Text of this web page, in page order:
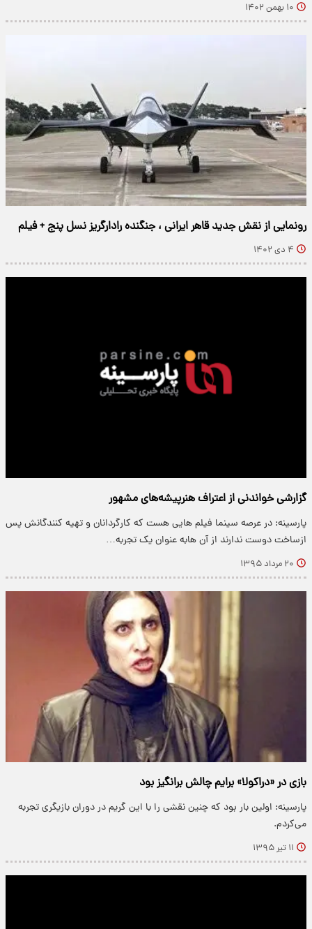
۱۰ بهمن ۱۴۰۲
رونمایی از نقش جدید قاهر ایرانی ، جنگنده رادارگریز نسل پنج + فیلم
۴ دی ۱۴۰۲
گزارشی خواندنی از اعتراف هنرپیشه‌های مشهور
پارسینه: در عرصه سینما فیلم هایی هست که کارگردانان و تهیه کنندگانش پس
ازساخت دوست ندارند از آن هابه عنوان یک تجربه…
۲۰ مرداد ۱۳۹۵
بازی در «دراکولا» برایم چالش برانگیز بود
پارسینه: اولین بار بود که چنین نقشی را با این گریم در دوران بازیگری تجربه
می‌کردم.
۱۱ تیر ۱۳۹۵